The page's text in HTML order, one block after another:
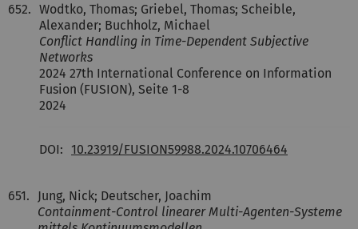
652. Wodtko, Thomas; Griebel, Thomas; Scheible,
Alexander; Buchholz, Michael
Conflict Handling in Time-Dependent Subjective
Networks
2024 27th International Conference on Information
Fusion (FUSION), Seite 1-8
2024
DOI: 10.23919/FUSION59988.2024.10706464
651.
Jung, Nick; Deutscher, Joachim
Containment-Control linearer Multi-Agenten-Systeme